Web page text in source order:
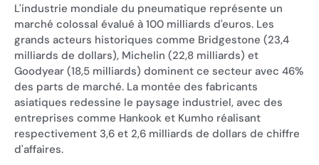
L'industrie mondiale du pneumatique représente un
marché colossal évalué à 100 milliards d'euros. Les
grands acteurs historiques comme Bridgestone (23,4
milliards de dollars), Michelin (22,8 milliards) et
Goodyear (18,5 milliards) dominent ce secteur avec 46%
des parts de marché. La montée des fabricants
asiatiques redessine le paysage industriel, avec des
entreprises comme Hankook et Kumho réalisant
respectivement 3,6 et 2,6 milliards de dollars de chiffre
d'affaires.